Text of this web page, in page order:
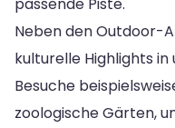
Neben den Outdoor-
kulturelle Highlights in
Besuche
zoologische Gärten,